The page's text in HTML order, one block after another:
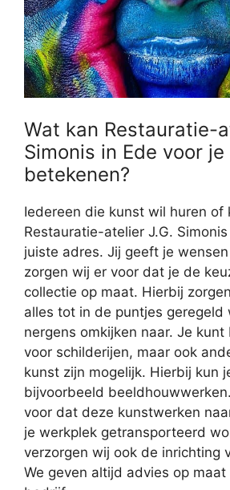
Wat kan Restauratie-
Simonis in Ede voor je
betekenen?
Iedereen die kunst wil huren of
Restauratie-atelier J.G.
juiste adres. Jij geeft je
zorgen wij er voor dat je de
collectie op maat. Hierbij
alles tot in de puntjes
nergens omkijken naar. Je
voor schilderijen, maar ook
kunst zijn mogelijk. Hierbij kun
bijvoorbeeld
voor dat deze kunstwerken
je werkplek getransporteerd
verzorgen wij ook de inrichting
We geven altijd advies op